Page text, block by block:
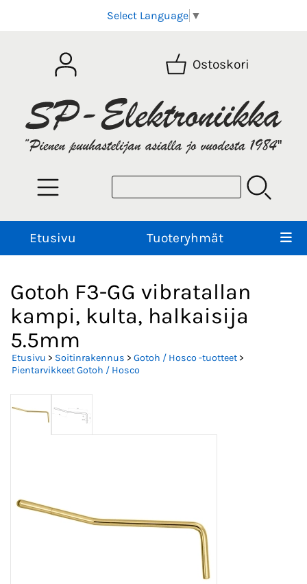
Select Language ▼
Ostoskori
Etusivu Tuoteryhmät
Gotoh F3-GG vibratallan
kampi, kulta, halkaisija
5.5mm
Etusivu > Soitinrakennus > Gotoh / Hosco -tuotteet>
Pientarvikkeet Gotoh / Hosco